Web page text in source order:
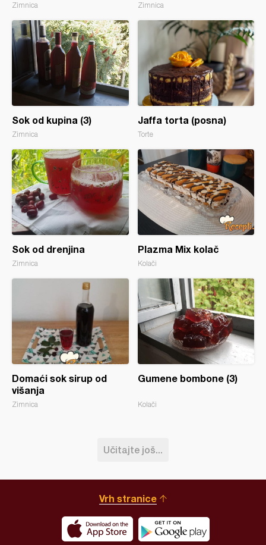
Zimnica Zimnica
Sok od kupina (3)
Zimnica
Jaffa torta (posna)
Torte
Sok od drenjina
Zimnica
Plazma Mix kolač
Kolači
Domaći sok sirup od
višanja
Zimnica
Gumene bombone (3)
Kolači
Učitajte još...
Vrh stranice